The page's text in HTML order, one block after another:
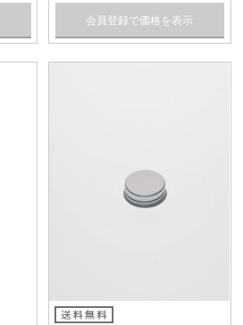
会員登録で価格を表示